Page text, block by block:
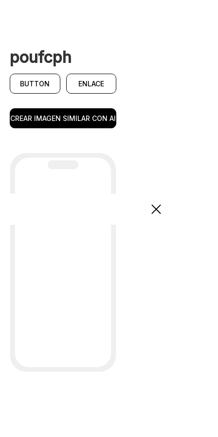
poufcph
BUTTON ENLACE
CREAR IMAGEN SIMILAR CON AI